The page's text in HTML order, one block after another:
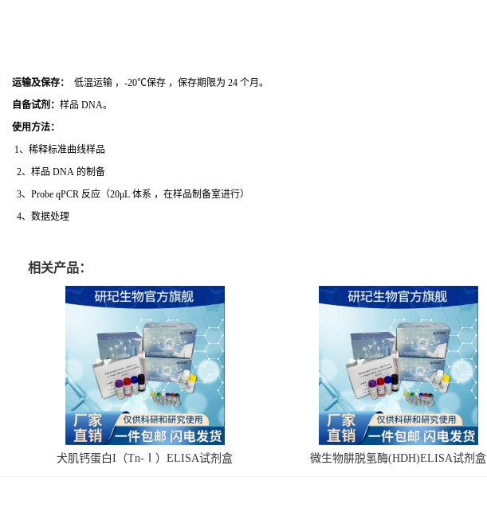
运输及保存：
低温运输 ，-20℃保存 ，保存期限为 24 个月。
自备试剂： 样品 DNA。
使用方法：
1、稀释标准曲线样品
2、样品 DNA 的制备
3、Probe qPCR 反应（20μL 体系 ，在样品制备室进行）
4、数据处理
相关产品：
犬肌钙蛋白I（Tn-Ⅰ）ELISA试剂盒 微生物肼脱氢酶(HDH)ELISA试剂盒